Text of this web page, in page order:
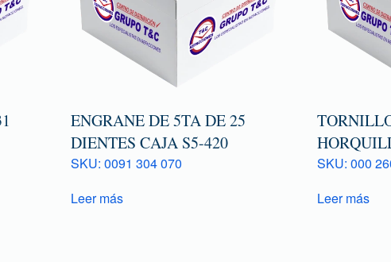
ENGRANE DE 5TA DE 25
DIENTES CAJA S5-420
SKU: 0091 304 070
Leer más
SKU: 000
Leer más